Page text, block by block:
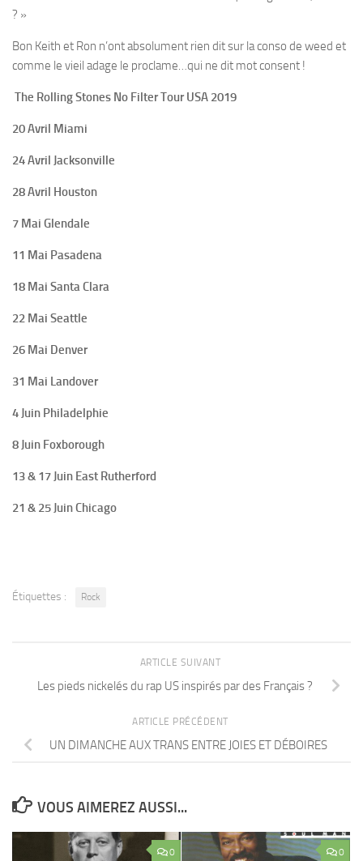
? »
Bon Keith et Ron n’ont absolument rien dit sur la conso de weed et
comme le vieil adage le proclame…qui ne dit mot consent !
The Rolling Stones No Filter Tour USA 2019
20 Avril Miami
24 Avril Jacksonville
28 Avril Houston
7 Mai Glendale
11 Mai Pasadena
18 Mai Santa Clara
22 Mai Seattle
26 Mai Denver
31 Mai Landover
4 Juin Philadelphie
8 Juin Foxborough
13 & 17 Juin East Rutherford
21 & 25 Juin Chicago
Étiquettes : Rock
ARTICLE SUIVANT
Les pieds nickelés du rap US inspirés par des Français ?
ARTICLE PRÉCÉDENT
UN DIMANCHE AUX TRANS ENTRE JOIES ET DÉBOIRES
VOUS AIMEREZ AUSSI...
0 0